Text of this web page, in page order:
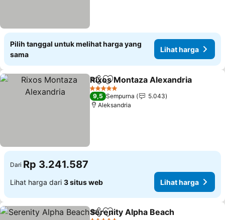
Pilih tanggal untuk melihat harga yang
sama
Lihat harga
BagikanTambahkan ke favorit
Rixos Montaza Alexandria
5 Bintang
9,5 Sempurna
5.043
Aleksandria
Dari Rp 3.241.587
Lihat harga dari 3 situs web Lihat harga
BagikanTambahkan ke favorit
Serenity Alpha Beach